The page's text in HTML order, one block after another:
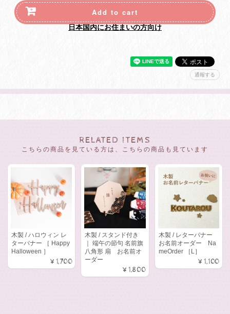
Add to cart
日本国内にお住まいの方向け
通報する
RELATED ITEMS
こちらの商品を見ている方は、こちらの商品も見ています
木製 / ハロウィン レ
ターバナー ［ Happy
Halloween ］
¥1,700
木製 / スタンド付き
｜ 端午の節句 名前旗
八角形 扇 お名前オ
ーダー
¥1,800
木製 / レターバナー
お名前オーダー Na
meOrder ［L］
¥1,100